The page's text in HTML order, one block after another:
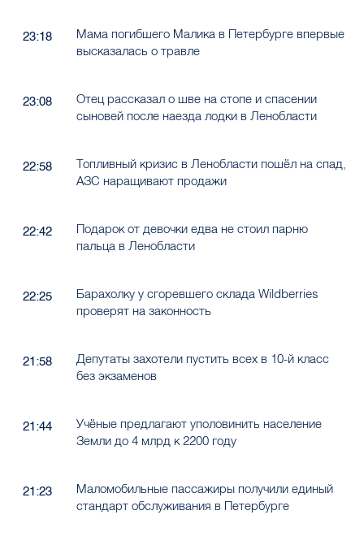
23:18
Мама погибшего Малика в Петербурге впервые
высказалась о травле
23:08
Отец рассказал о шве на стопе и спасении
сыновей после наезда лодки в Ленобласти
22:58
Топливный кризис в Ленобласти пошёл на спад,
АЗС наращивают продажи
22:42
Подарок от девочки едва не стоил парню
пальца в Ленобласти
22:25
Барахолку у сгоревшего склада Wildberries
проверят на законность
21:58
Депутаты захотели пустить всех в 10-й класс
без экзаменов
21:44
Учёные предлагают уполовинить население
Земли до 4 млрд к 2200 году
21:23
Маломобильные пассажиры получили единый
стандарт обслуживания в Петербурге